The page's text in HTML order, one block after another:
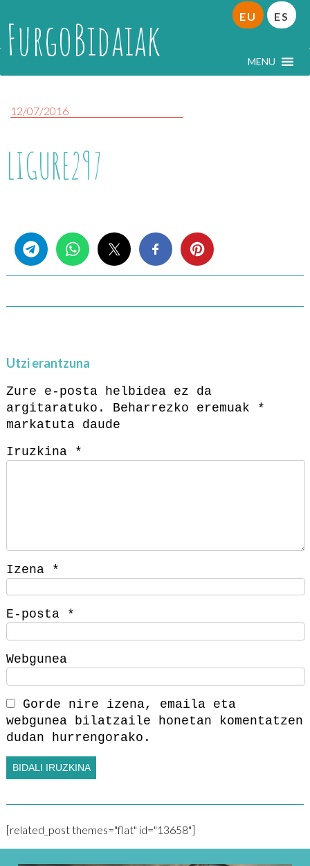
FurgoBidaiak MENU
EU ES
12/07/2016
LIGURE297
Utzi erantzuna
Zure e-posta helbidea ez da
argitaratuko.
Beharrezko eremuak
*
markatuta daude
Iruzkina
*
Izena *
E-posta *
Webgunea
Gorde nire izena, emaila eta
webgunea bilatzaile honetan komentatzen
dudan hurrengorako.
[related_post themes="flat" id="13658"]